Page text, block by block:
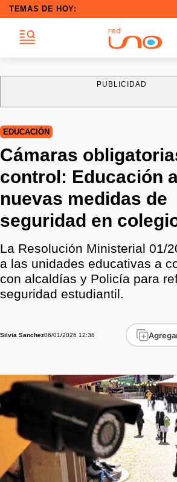
TEMAS DE HOY:
PUBLICIDAD
EDUCACIÓN
Cámaras
control: Educación
nuevas medidas de
seguridad en
La Resolución Ministerial 01/
a las unidades educativas a
con alcaldías y Policía para
seguridad estudiantil.
Silvia Sanchez06/01/2026 12:38